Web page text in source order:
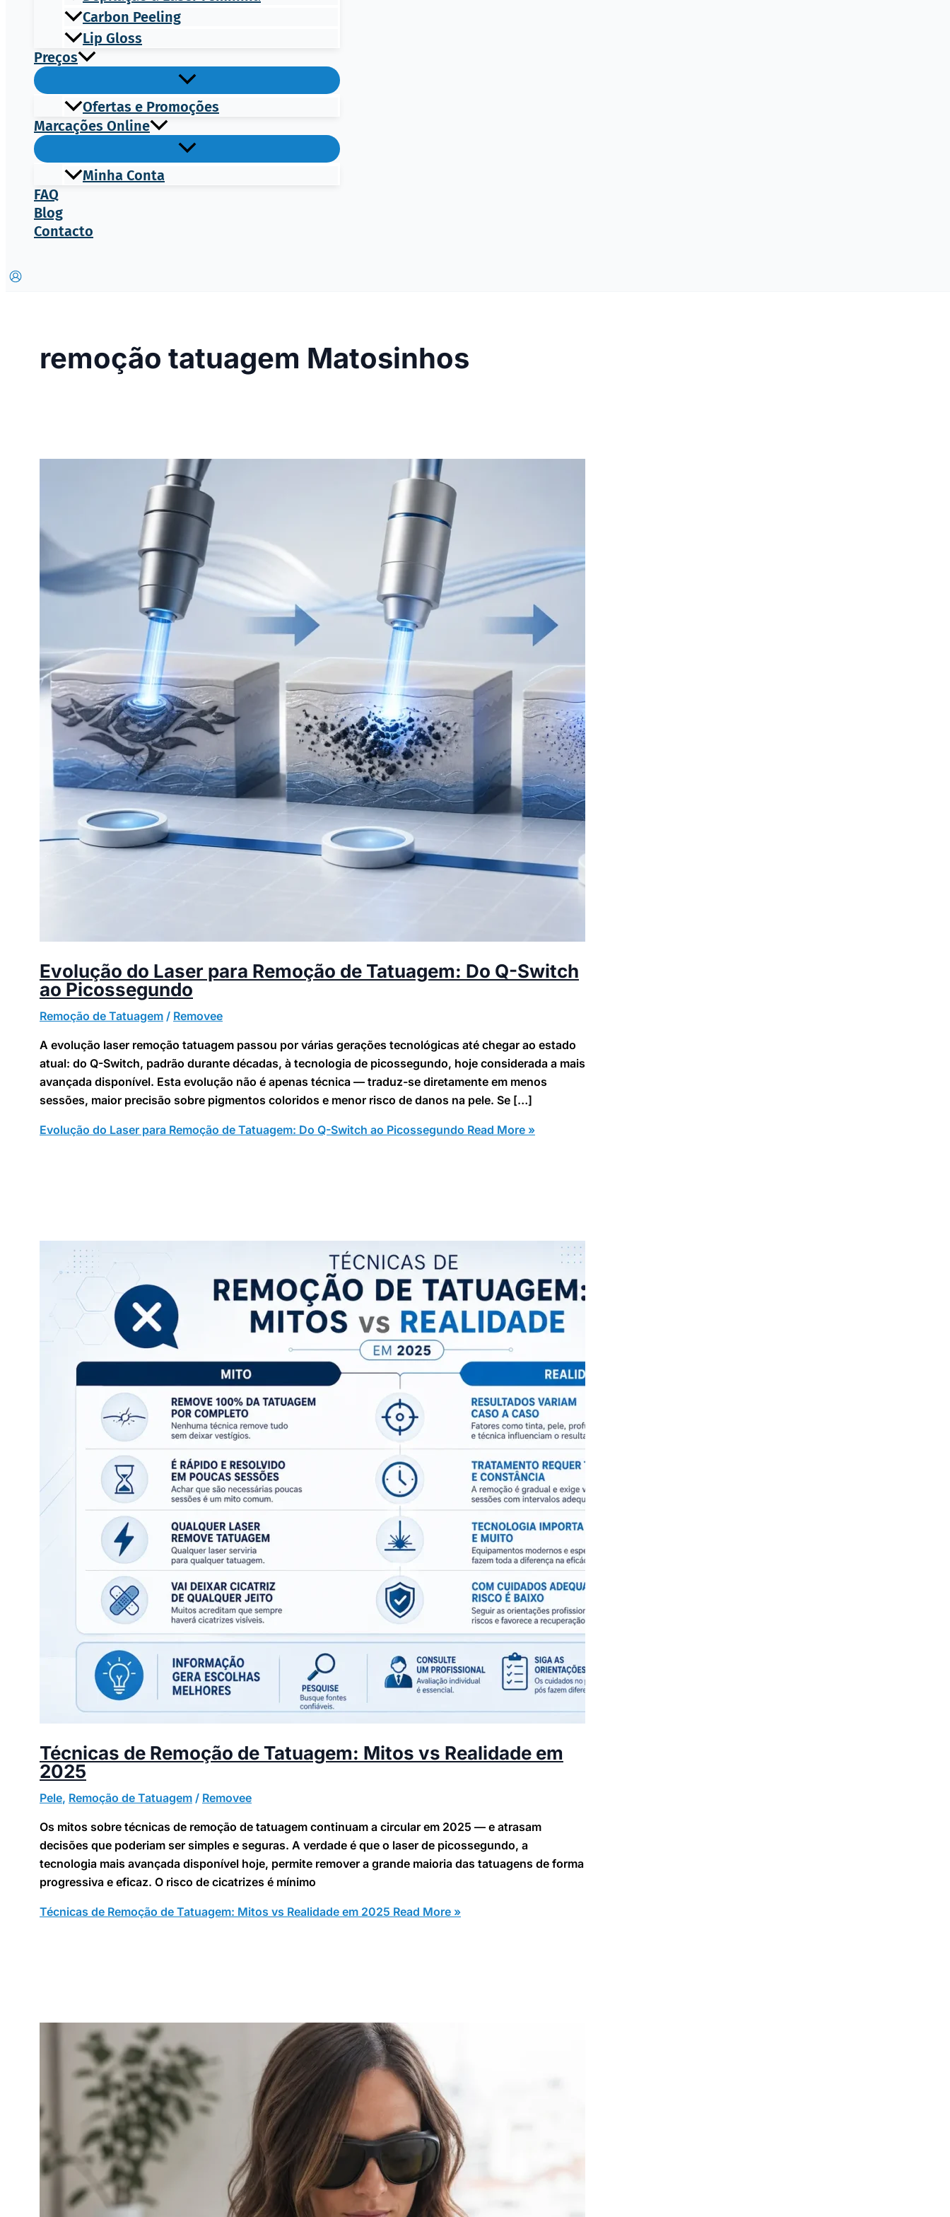
Carbon Peeling
Lip Gloss
Preços
Ofertas e Promoções
Marcações Online
Minha Conta
FAQ
Blog
Contacto
remoção tatuagem Matosinhos
Evolução do Laser para Remoção de Tatuagem: Do Q-Switch
ao Picossegundo
Remoção de Tatuagem / Removee
A evolução laser remoção tatuagem passou por várias gerações tecnológicas até chegar ao estado
atual: do Q-Switch, padrão durante décadas, à tecnologia de picossegundo, hoje considerada a mais
avançada disponível. Esta evolução não é apenas técnica — traduz-se diretamente em menos
sessões, maior precisão sobre pigmentos coloridos e menor risco de danos na pele. Se […]
Evolução do Laser para Remoção de Tatuagem: Do Q-Switch ao Picossegundo Read More »
Técnicas de Remoção de Tatuagem: Mitos vs Realidade em
2025
Pele, Remoção de Tatuagem / Removee
Os mitos sobre técnicas de remoção de tatuagem continuam a circular em 2025 — e atrasam
decisões que poderiam ser simples e seguras. A verdade é que o laser de picossegundo, a
tecnologia mais avançada disponível hoje, permite remover a grande maioria das tatuagens de forma
progressiva e eficaz. O risco de cicatrizes é mínimo
Técnicas de Remoção de Tatuagem: Mitos vs Realidade em 2025 Read More »